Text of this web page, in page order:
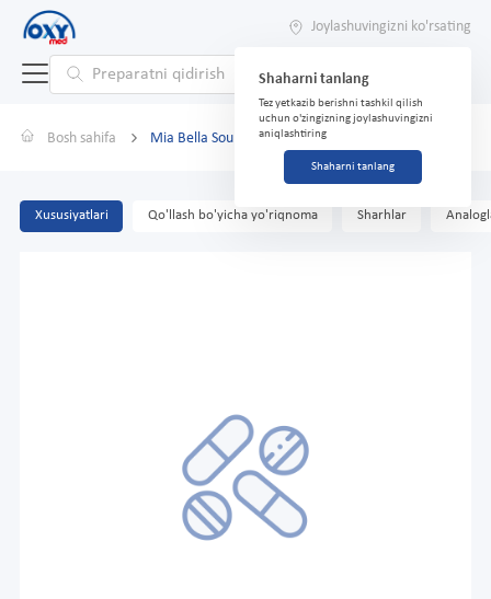
Joylashuvingizni ko'rsating
Shaharni tanlang
Tez yetkazib berishni tashkil qilish
uchun o'zingizning joylashuvingizni
aniqlashtiring
Shaharni tanlang
Bosh sahifa Mia Bella Soul 400ml suyuq sovun
Xususiyatlari Qo'llash bo'yicha yo'riqnoma Sharhlar